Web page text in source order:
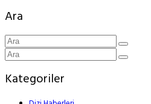
Ara
Kategoriler